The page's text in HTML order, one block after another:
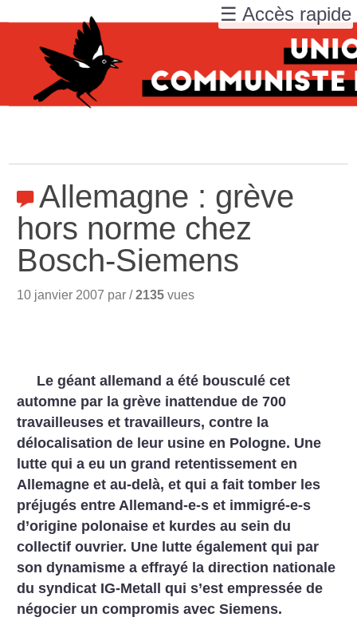
Allemagne : grève
hors norme chez
Bosch-Siemens
10 janvier 2007 par /2135 vues
Le géant allemand a été bousculé cet
automne par la grève inattendue de 700
travailleuses et travailleurs, contre la
délocalisation de leur usine en Pologne. Une
lutte qui a eu un grand retentissement en
Allemagne et au-delà, et qui a fait tomber les
préjugés entre Allemand-e-s et immigré-e-s
d’origine polonaise et kurdes au sein du
collectif ouvrier. Une lutte également qui par
son dynamisme a effrayé la direction nationale
du syndicat IG-Metall qui s’est empressée de
négocier un compromis avec Siemens.
☰ Accès rapide